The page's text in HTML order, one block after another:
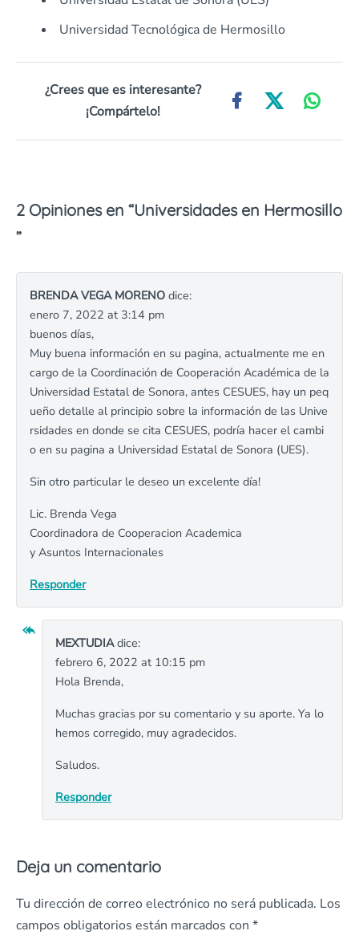
Universidad Tecnológica de Hermosillo
¿Crees que es interesante?
¡Compártelo!
2 Opiniones en “Universidades en Hermosillo
”
BRENDA VEGA MORENO dice:
enero 7, 2022 at 3:14 pm
buenos días,
Muy buena información en su pagina, actualmente me en
cargo de la Coordinación de Cooperación Académica de la
Universidad Estatal de Sonora, antes CESUES, hay un peq
ueño detalle al principio sobre la información de las Unive
rsidades en donde se cita CESUES, podría hacer el cambi
o en su pagina a Universidad Estatal de Sonora (UES).
Sin otro particular le deseo un excelente día!
Lic. Brenda Vega
Coordinadora de Cooperacion Academica
y Asuntos Internacionales
Responder
MEXTUDIAdice:
febrero 6, 2022 at 10:15 pm
Hola Brenda,
Muchas gracias por su comentario y su aporte. Ya lo
hemos corregido, muy agradecidos.
Saludos.
Responder
Deja un comentario
Tu dirección de correo electrónico no será publicada. Los
campos obligatorios están marcados con *